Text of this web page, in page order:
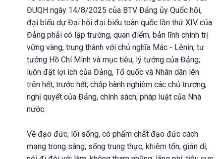
ĐUQH ngày 14/8/2025 của BTV Đảng ủy Quốc hội,
đại biểu dự Đại hội đại biểu toàn quốc lần thứ XIV của
Đảng phải có lập trường, quan điểm, bản lĩnh chính trị
vững vàng, trung thành với chủ nghĩa Mác - Lênin, tư
tưởng Hồ Chí Minh và mục tiêu, lý tưởng của Đảng;
luôn đặt lợi ích của Đảng, Tổ quốc và Nhân dân lên
trên hết, trước hết; chấp hành nghiêm các chủ trương,
nghị quyết của Đảng, chính sách, pháp luật của Nhà
nước.
Về đạo đức, lối sống, có phẩm chất đạo đức cách
mạng trong sáng; sống trung thực, khiêm tốn, giản dị;